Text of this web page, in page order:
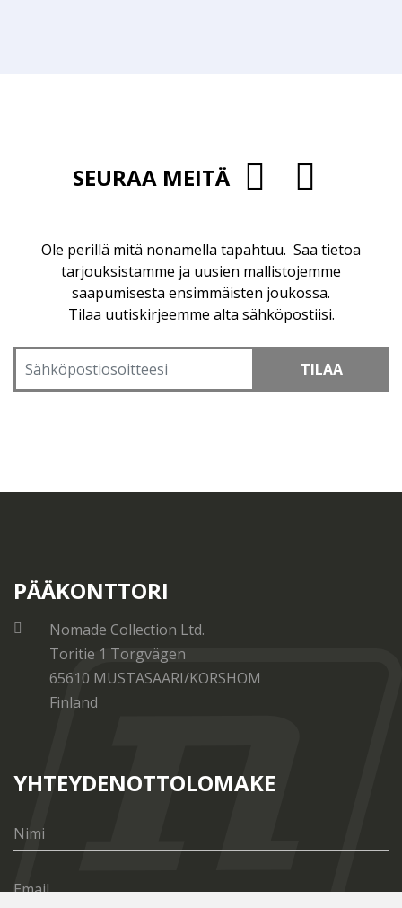
SEURAA MEITÄ
Ole perillä mitä nonamella tapahtuu. Saa tietoa
tarjouksistamme ja uusien mallistojemme
saapumisesta ensimmäisten joukossa.
Tilaa uutiskirjeemme alta sähköpostiisi.
TILAA
PÄÄKONTTORI
Nomade Collection Ltd.
Toritie 1 Torgvägen
65610 MUSTASAARI/KORSHOM
Finland
YHTEYDENOTTOLOMAKE